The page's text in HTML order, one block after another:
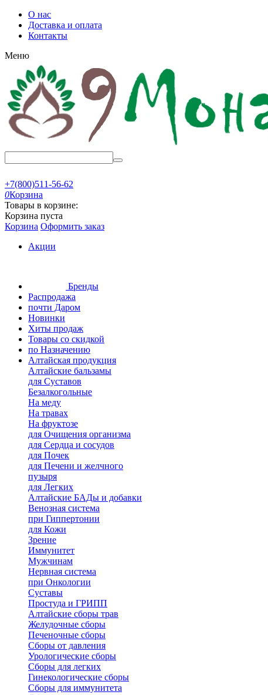
О нас
Доставка и оплата
Контакты
Меню
+7(800)511-56-62
0Корзина
Товары в корзине:
Корзина пуста
Корзина Оформить заказ
Акции
Бренды
Распродажа
почти Даром
Новинки
Хиты продаж
Товары со скидкой
по Назначению
Алтайская продукция
Алтайские бальзамы
для Суставов
Безалкогольные
На меду
На травах
На фруктозе
для Очищения организма
для Сердца и сосудов
для Почек
для Печени и желчного
пузыря
для Легких
Алтайские БАДы и добавки
Венозная система
при Гиппертонии
для Кожи
Зрение
Иммунитет
Мужчинам
Нервная система
при Онкологии
Суставы
Простуда и ГРИПП
Алтайские сборы трав
Желудочные сборы
Печеночные сборы
Сборы от давления
Урологические сборы
Сборы для легких
Гинекологические сборы
Сборы для иммунитета